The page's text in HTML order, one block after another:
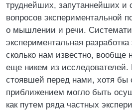
труднейших, запутаннейших и
вопросов экспериментальной
о мышлении и речи.
экспериментальная
сколько нам известно, вообще
еще никем из
стоявшей перед нами, хотя бы
приближением могло быть
как путем ряда частных